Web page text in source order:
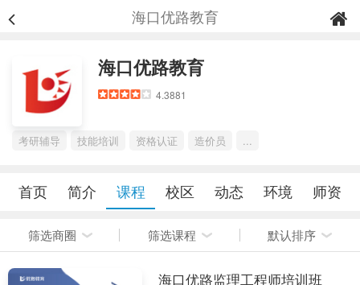
海口优路教育
海口优路教育
4.3881
考研辅导 技能培训 资格认证 造价员 ...
首页 简介 课程 校区 动态 环境 师资
筛选商圈 筛选课程 默认排序
海口优路监理工程师培训班